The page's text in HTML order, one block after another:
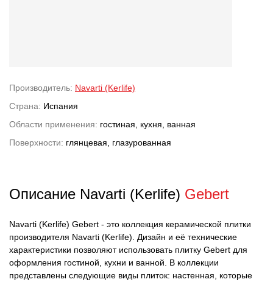
Производитель: Navarti (Kerlife)
Страна: Испания
Области применения: гостиная, кухня, ванная
Поверхности: глянцевая, глазурованная
Описание Navarti (Kerlife) Gebert
Navarti (Kerlife) Gebert - это коллекция керамической плитки
производителя Navarti (Kerlife). Дизайн и её технические
характеристики позволяют использовать плитку Gebert для
оформления гостиной, кухни и ванной. В коллекции
представлены следующие виды плиток: настенная, которые